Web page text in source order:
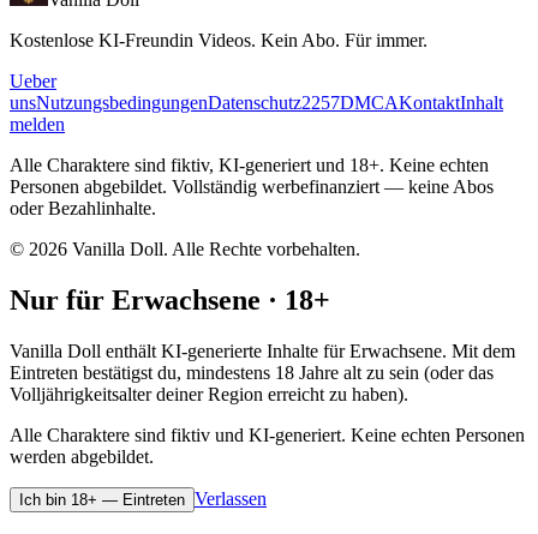
Kostenlose KI-Freundin Videos. Kein Abo. Für immer.
Ueber
unsNutzungsbedingungenDatenschutz2257DMCAKontaktInhalt
melden
Alle Charaktere sind fiktiv, KI-generiert und 18+. Keine echten
Personen abgebildet. Vollständig werbefinanziert — keine Abos
oder Bezahlinhalte.
© 2026 Vanilla Doll. Alle Rechte vorbehalten.
Nur für Erwachsene · 18+
Vanilla Doll enthält KI-generierte Inhalte für Erwachsene. Mit dem
Eintreten bestätigst du, mindestens 18 Jahre alt zu sein (oder das
Volljährigkeitsalter deiner Region erreicht zu haben).
Alle Charaktere sind fiktiv und KI-generiert. Keine echten Personen
werden abgebildet.
Ich bin 18+ — Eintreten Verlassen